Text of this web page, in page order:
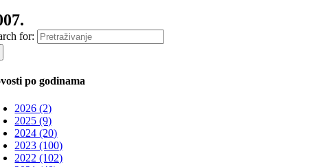
for:
po godinama
2026 (2)
2025 (9)
2024 (20)
2023 (100)
2022 (102)